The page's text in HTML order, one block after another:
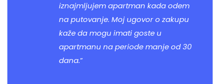
iznajmljujem apartman kada odem
na putovanje. Moj ugovor o zakupu
kaže da mogu imati goste u
apartmanu na periode manje od 30
dana.”